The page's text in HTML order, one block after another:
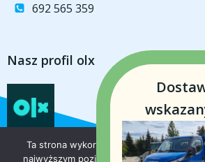
692 565 359
Nasz profil olx
Ta strona wykorzystuje pliki cookie aby
najwyższym poziomie. Dalsze